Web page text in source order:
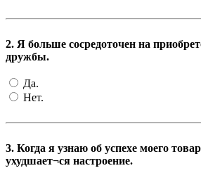
2. Я больше сосредоточен на
дружбы.
Да.
Нет.
3. Когда я узнаю об успехе моего
ухудшает¬ся настроение.